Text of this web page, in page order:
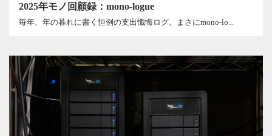
2025年モノ回顧録：mono-logue
毎年、年の暮れに書く恒例の支出懺悔ログ。まさにmono-lo...